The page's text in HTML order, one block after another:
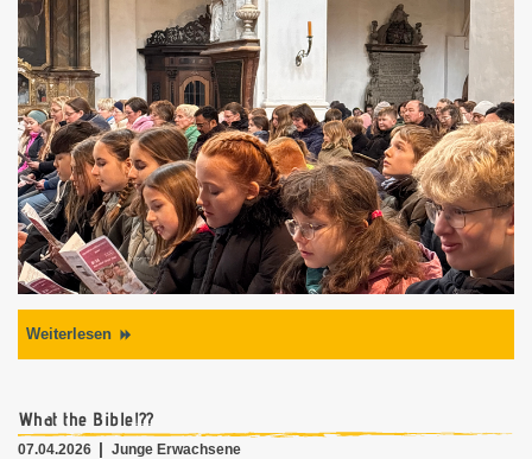
Weiterlesen
What the Bible!??
07.04.2026
Junge Erwachsene